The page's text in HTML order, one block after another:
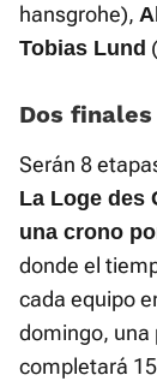
hansgrohe),
Tobias Lund
Dos
Serán 8
La Loge des
una crono
donde el
cada equipo
domingo, una
completará